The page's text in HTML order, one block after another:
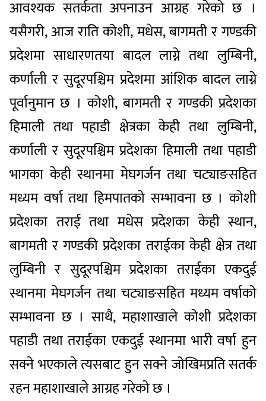
आवश्यक सतर्कता अपनाउन आग्रह गरेको छ ।
यसैगरी, आज राति कोशी, मधेस, बागमती र गण्डकी
प्रदेशमा साधारणतया बादल लाग्ने तथा लुम्बिनी,
कर्णाली र सुदूरपश्चिम प्रदेशमा आंशिक बादल लाग्ने
पूर्वानुमान छ । कोशी, बागमती र गण्डकी प्रदेशका
हिमाली तथा पहाडी क्षेत्रका केही तथा लुम्बिनी,
कर्णाली र सुदूरपश्चिम प्रदेशका हिमाली तथा पहाडी
भागका केही स्थानमा मेघगर्जन तथा चट्याङसहित
मध्यम वर्षा तथा हिमपातको सम्भावना छ । कोशी
प्रदेशका तराई तथा मधेस प्रदेशका केही स्थान,
बागमती र गण्डकी प्रदेशका तराईका केही क्षेत्र तथा
लुम्बिनी र सुदूरपश्चिम प्रदेशका तराईका एकदुई
स्थानमा मेघगर्जन तथा चट्याङसहित मध्यम वर्षाको
सम्भावना छ । साथै, महाशाखाले कोशी प्रदेशका
पहाडी तथा तराईका एकदुई स्थानमा भारी वर्षा हुन
सक्ने भएकाले त्यसबाट हुन सक्ने जोखिमप्रति सतर्क
रहन महाशाखाले आग्रह गरेको छ ।